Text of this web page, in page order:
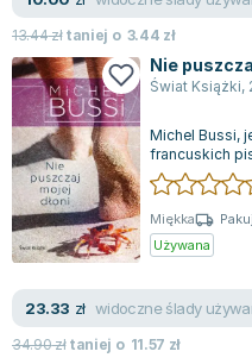
13.44złtaniej o 3.44 zł
Nie
Świat Książki,
Michel Bussi,
francuskich
Figaro”,
Miękka
Używana
23.33 zł widoczne ślady
34.90złtaniej o 11.57 zł